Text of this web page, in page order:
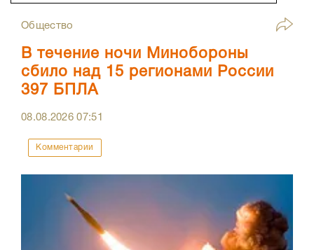
Общество
В течение ночи Минобороны
сбило над 15 регионами России
397 БПЛА
08.08.202607:51
Комментарии